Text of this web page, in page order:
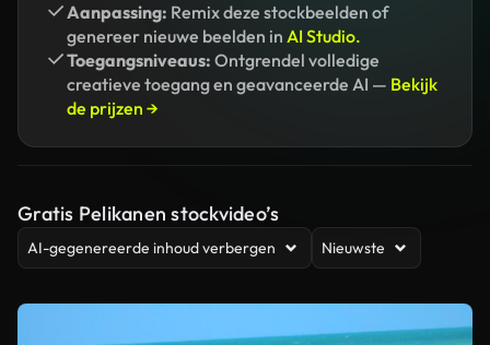
Aanpassing: Remix deze stockbeelden of
genereer nieuwe beelden in AI Studio.
Toegangsniveaus: Ontgrendel volledige
creatieve toegang en geavanceerde AI — Bekijk
de prijzen →
Gratis Pelikanen stockvideo’s
AI-gegenereerde inhoud verbergen Nieuwste